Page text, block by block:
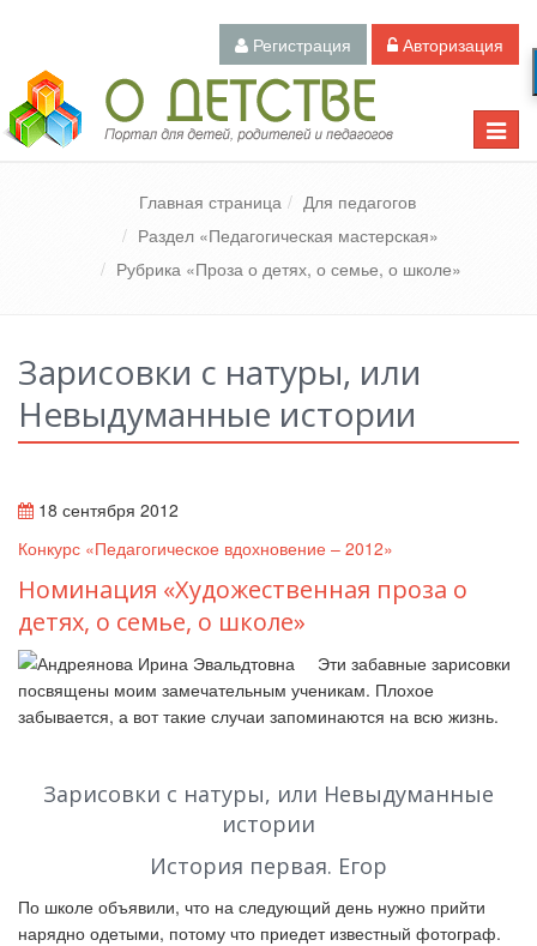
Регистрация Авторизация
Toggle
Педагогический портал «О детстве»
Главная страница
Для педагогов
Раздел «Педагогическая мастерская»
Рубрика «Проза о детях, о семье, о школе»
Зарисовки с натуры, или
Невыдуманные истории
18 сентября 2012
Конкурс «Педагогическое вдохновение – 2012»
Номинация «Художественная проза о
детях, о семье, о школе»
Эти забавные зарисовки
посвящены моим замечательным ученикам. Плохое
забывается, а вот такие случаи запоминаются на всю жизнь.
Зарисовки с натуры, или Невыдуманные
истории
История первая. Егор
По школе объявили, что на следующий день нужно прийти
нарядно одетыми, потому что приедет известный фотограф.